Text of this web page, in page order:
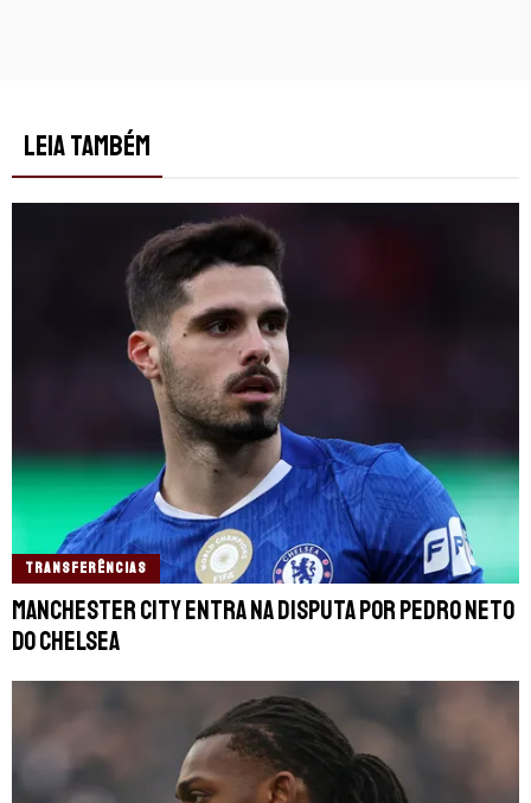
LEIA TAMBÉM
TRANSFERÊNCIAS
Manchester City entra na disputa por Pedro Neto
do Chelsea